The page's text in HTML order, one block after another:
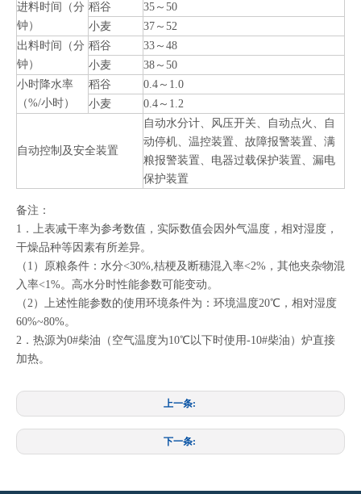
进料时间（分
钟）
稻谷
35～50
小麦
37～52
出料时间（分
钟）
稻谷
33～48
小麦
38～50
小时降水率
（%/小时）
稻谷
0.4～1.0
小麦
0.4～1.2
自动控制及安全装置
自动水分计、风压开关、自动点火、自
动停机、温控装置、故障报警装置、满
粮报警装置、电器过载保护装置、漏电
保护装置
备注：
1．上表减干率为参考数值，实际数值会因外气温度，相对湿度，
干燥品种等因素有所差异。
（1）原粮条件：水分<30%,桔梗及断穗混入率<2%，其他夹杂物混
入率<1%。高水分时性能参数可能变动。
（2）上述性能参数的使用环境条件为：环境温度20℃，相对湿度
60%~80%。
2．热源为0#柴油（空气温度为10℃以下时使用-10#柴油）炉直接
加热。
上一条:
下一条: